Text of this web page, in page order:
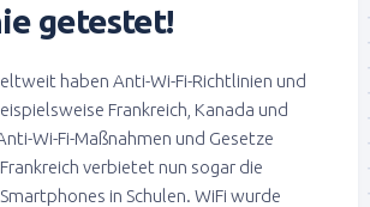
getestet!
haben Anti-Wi-Fi-Richtlinien und
Frankreich, Kanada und
Wi-Fi-Maßnahmen und Gesetze
verbietet nun sogar die
in Schulen. WiFi wurde